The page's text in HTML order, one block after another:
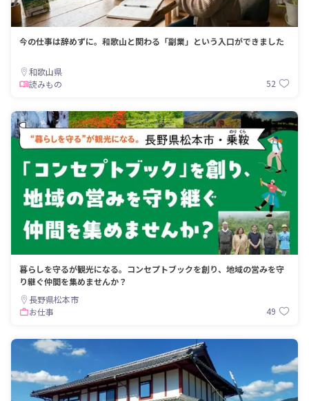
今の仕事は辞めずに。和歌山と関わる「副業」という入口ができました
和歌山県
読みもの
52
暮らしを守るが観光になる。コンセプトブックを創り、地域の営みを守
り継ぐ仲間を集めませんか？
長野県松本市
お仕事
49